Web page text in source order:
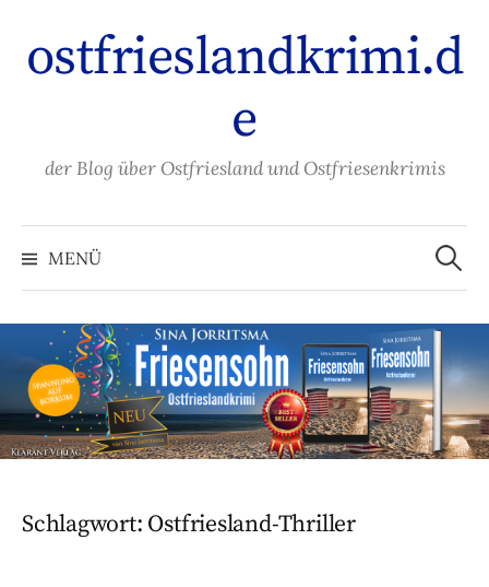
Inhalt
überspringen
ostfrieslandkrimi.d
e
der Blog über Ostfriesland und Ostfriesenkrimis
MENÜ
Suchen
nach:
Schlagwort: Ostfriesland-Thriller